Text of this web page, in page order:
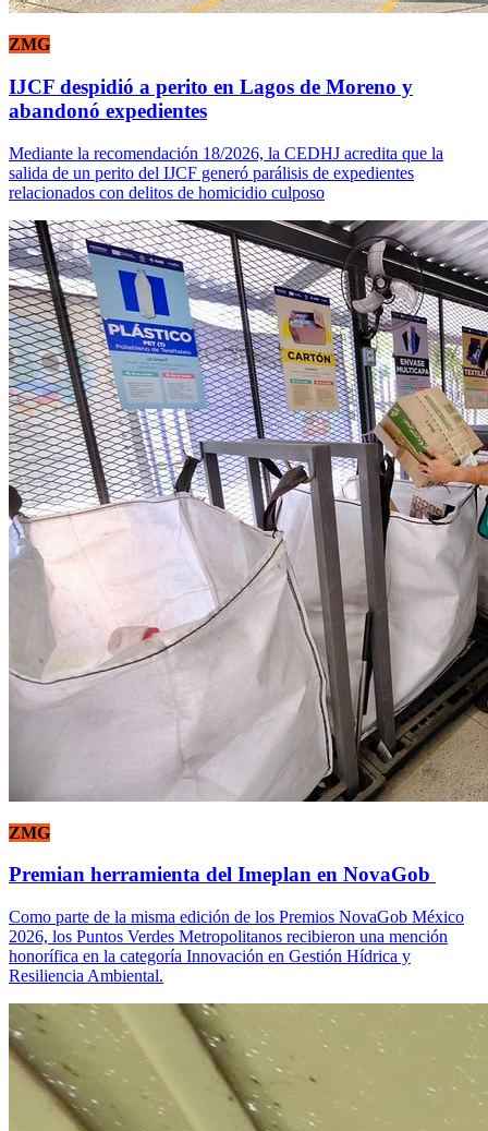
ZMG
IJCF despidió a perito en Lagos de Moreno y
abandonó expedientes
Mediante la recomendación 18/2026, la CEDHJ acredita que la
salida de un perito del IJCF generó parálisis de expedientes
relacionados con delitos de homicidio culposo
ZMG
Premian herramienta del Imeplan en NovaGob
Como parte de la misma edición de los Premios NovaGob México
2026, los Puntos Verdes Metropolitanos recibieron una mención
honorífica en la categoría Innovación en Gestión Hídrica y
Resiliencia Ambiental.